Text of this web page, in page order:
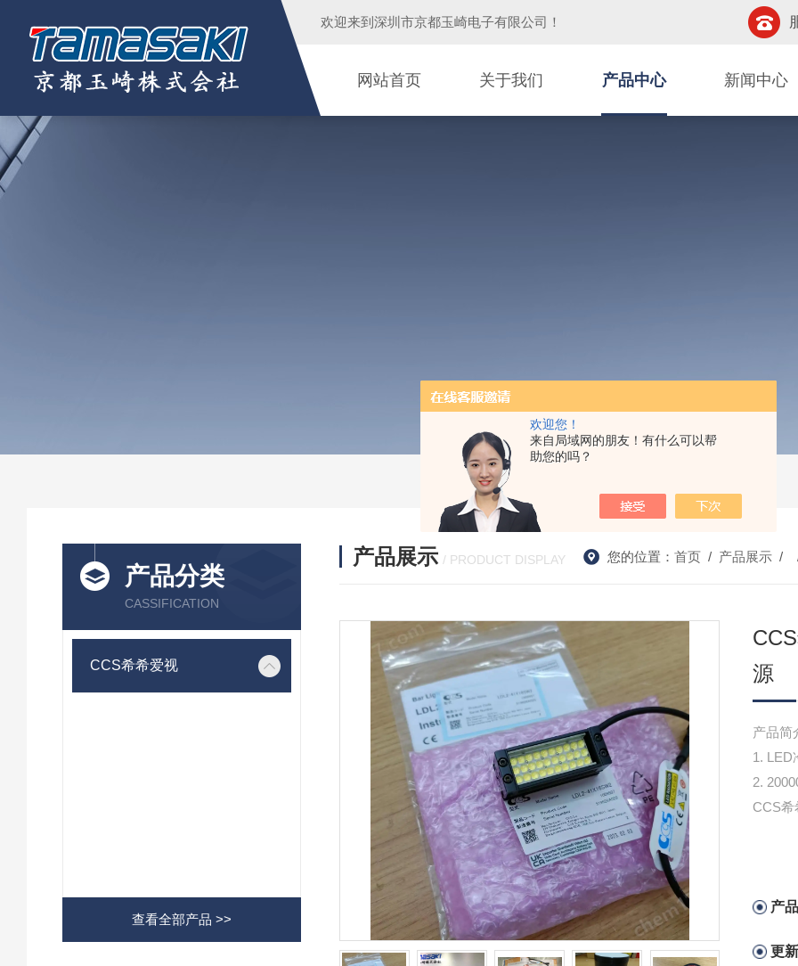
欢迎您！
来自局域网的朋友！有什么可以帮
助您的吗？
欢迎来到 深圳市京都玉崎电子有限公司 ！
网站首页 关于我们 产品中心 新闻中心
产品分类
CASSIFICATION
CCS希希爱视
查看全部产品 >>
产品展示 / PRODUCT DISPLAY 您的位置： 首页/ 产品展示/
源
产品简
1. LED
2.
产
更